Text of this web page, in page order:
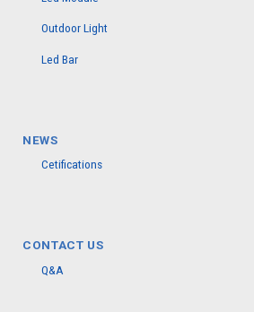
Outdoor Light
Led Bar
NEWS
Cetifications
CONTACT US
Q&A